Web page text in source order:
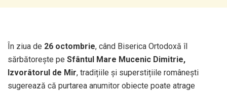
În ziua de 26 octombrie, când Biserica Ortodoxă îl
sărbătorește pe Sfântul Mare Mucenic Dimitrie,
Izvorâtorul de Mir, tradițiile și superstițiile românești
sugerează că purtarea anumitor obiecte poate atrage